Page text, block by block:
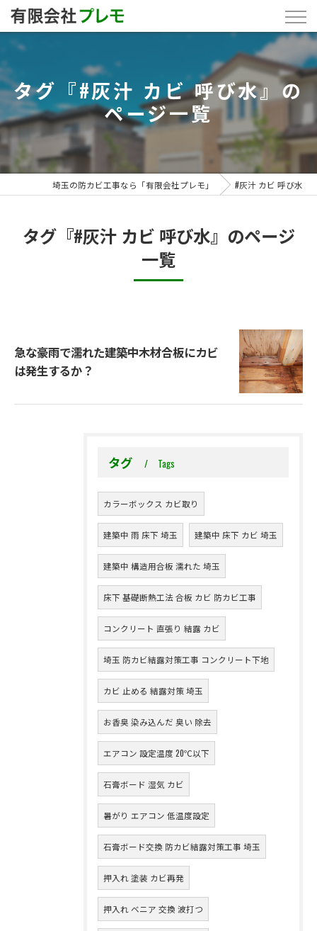
タグ『#灰汁 カビ 呼び水』の
ページ一覧
埼玉の防カビ工事なら「有限会社プレモ」 #灰汁 カビ 呼び水
タグ『#灰汁 カビ 呼び水』のページ
一覧
急な豪雨で濡れた建築中木材合板にカビ
は発生するか？
タグ Tags
カラーボックス カビ取り
建築中 雨 床下 埼玉 建築中 床下 カビ 埼玉
建築中 構造用合板 濡れた 埼玉
床下 基礎断熱工法 合板 カビ 防カビ工事
コンクリート 直張り 結露 カビ
埼玉 防カビ結露対策工事 コンクリート下地
カビ 止める 結露対策 埼玉
お香臭 染み込んだ 臭い 除去
エアコン 設定温度 20℃以下
石膏ボード 湿気 カビ
暑がり エアコン 低温度設定
石膏ボード交換 防カビ結露対策工事 埼玉
押入れ 塗装 カビ再発
押入れ ベニア 交換 波打つ